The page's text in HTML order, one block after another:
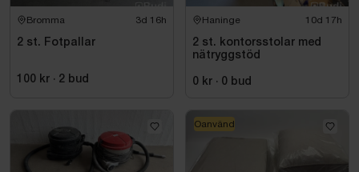
Bromma 3d 16h
2 st. Fotpallar
100 kr · 2 bud
Haninge 10d 17h
2 st. kontorsstolar med
nätryggstöd
0 kr · 0 bud
Oanvänd